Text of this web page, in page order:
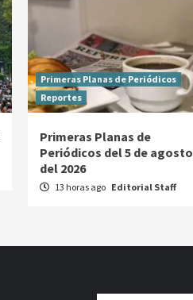
Primeras Planas de Periódicos
Reportes
Primeras Planas de
Periódicos del 5 de agosto
del 2026
13 horas ago Editorial Staff